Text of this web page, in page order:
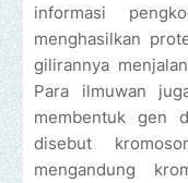
informasi
menghasilkan
gilirannya
Para ilmuwan
membentuk gen
disebut
mengandung